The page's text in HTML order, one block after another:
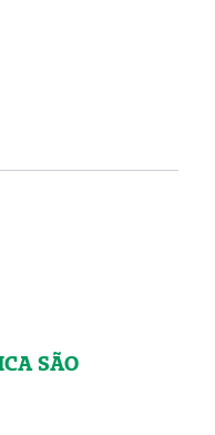
SÃO